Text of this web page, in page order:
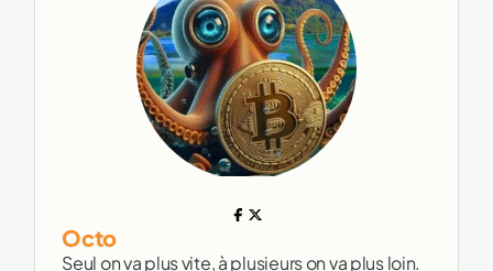
Octo
Seul on va plus vite, à plusieurs on va plus loin.